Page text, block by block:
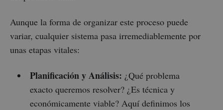
Aunque la forma de organizar este proceso puede
variar, cualquier sistema pasa irremediablemente por
unas etapas vitales:
Planificación y Análisis: ¿Qué problema
exacto queremos resolver? ¿Es técnica y
económicamente viable? Aquí definimos los